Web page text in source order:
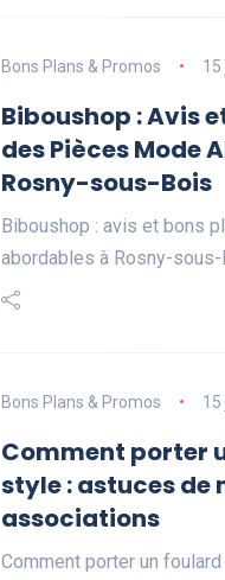
Bons Plans & Promos 15
Biboushop : Avis
des Pièces Mode
Rosny-sous-Bois
Biboushop : avis et bons
abordables à Rosny-sous-
Bons Plans & Promos 15
Comment porter
style : astuces de
associations
Comment porter un